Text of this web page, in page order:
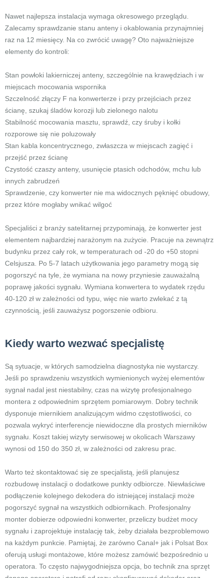
Nawet najlepsza instalacja wymaga okresowego przeglądu.
Zalecamy sprawdzanie stanu anteny i okablowania przynajmniej
raz na 12 miesięcy. Na co zwrócić uwagę? Oto najważniejsze
elementy do kontroli:
Stan powłoki lakierniczej anteny, szczególnie na krawędziach i w
miejscach mocowania wspornika
Szczelność złączy F na konwerterze i przy przejściach przez
ścianę, szukaj śladów korozji lub zielonego nalotu
Stabilność mocowania masztu, sprawdź, czy śruby i kołki
rozporowe się nie poluzowały
Stan kabla koncentrycznego, zwłaszcza w miejscach zagięć i
przejść przez ścianę
Czystość czaszy anteny, usunięcie ptasich odchodów, mchu lub
innych zabrudzeń
Sprawdzenie, czy konwerter nie ma widocznych pęknięć obudowy,
przez które mogłaby wnikać wilgoć
Specjaliści z branży satelitarnej przypominają, że konwerter jest
elementem najbardziej narażonym na zużycie. Pracuje na zewnątrz
budynku przez cały rok, w temperaturach od -20 do +50 stopni
Celsjusza. Po 5-7 latach użytkowania jego parametry mogą się
pogorszyć na tyle, że wymiana na nowy przyniesie zauważalną
poprawę jakości sygnału. Wymiana konwertera to wydatek rzędu
40-120 zł w zależności od typu, więc nie warto zwlekać z tą
czynnością, jeśli zauważysz pogorszenie odbioru.
Kiedy warto wezwać specjalistę
Są sytuacje, w których samodzielna diagnostyka nie wystarczy.
Jeśli po sprawdzeniu wszystkich wymienionych wyżej elementów
sygnał nadal jest niestabilny, czas na wizytę profesjonalnego
montera z odpowiednim sprzętem pomiarowym. Dobry technik
dysponuje miernikiem analizującym widmo częstotliwości, co
pozwala wykryć interferencje niewidoczne dla prostych mierników
sygnału. Koszt takiej wizyty serwisowej w okolicach Warszawy
wynosi od 150 do 350 zł, w zależności od zakresu prac.
Warto też skontaktować się ze specjalistą, jeśli planujesz
rozbudowę instalacji o dodatkowe punkty odbiorcze. Niewłaściwe
podłączenie kolejnego dekodera do istniejącej instalacji może
pogorszyć sygnał na wszystkich odbiornikach. Profesjonalny
monter dobierze odpowiedni konwerter, przeliczy budżet mocy
sygnału i zaprojektuje instalację tak, żeby działała bezproblemowo
na każdym punkcie. Pamiętaj, że zarówno Canal+ jak i Polsat Box
oferują usługi montażowe, które możesz zamówić bezpośrednio u
operatora. To często najwygodniejsza opcja, bo technik zna sprzęt